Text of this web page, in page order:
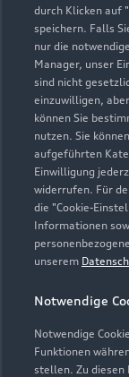
durch Klicken auf
speichern. Falls
nur die
Manager, unser
sind nicht
einzuwilligen,
können Sie
nutzen. Sie
aufgeführten
Einwilligung
widerrufen. Für
die "Cookie-
Informationen
unserem
Notwendige
Notwendige
Funktionen
stellen. Zu diesen
05121